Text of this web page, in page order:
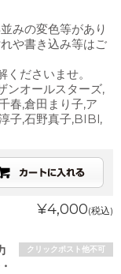
みの変色等があり
や書き込み等はご
ださいませ。
ンオールスターズ,
春,倉田まり子,ア
子,石野真子,BIBI,
¥4,000(税込)
クリックポスト他不可